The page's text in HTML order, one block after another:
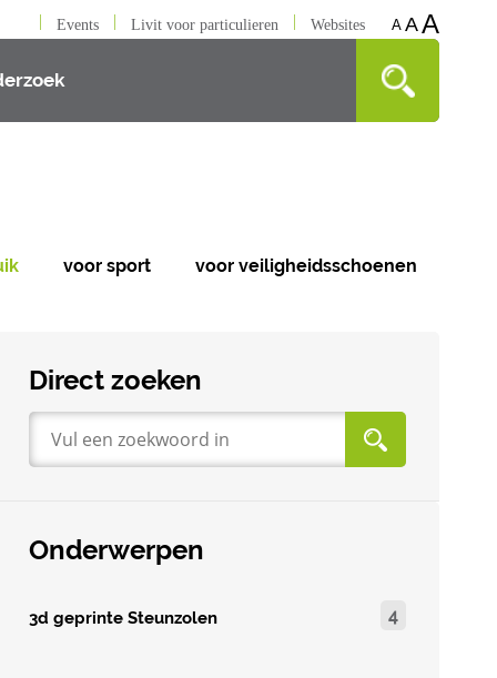
Events Livit voor particulieren Websites A AA
voor sport voor veiligheidsschoenen
Direct zoeken
Onderwerpen
3d geprinte Steunzolen 4